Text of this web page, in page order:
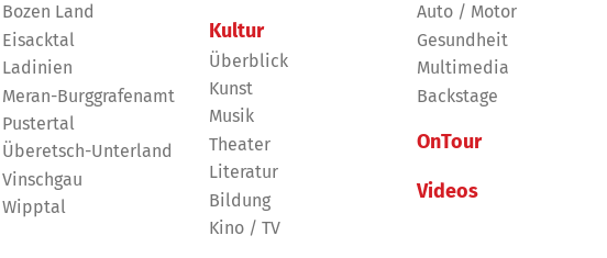
Bozen Land
Eisacktal
Ladinien
Meran-Burggrafenamt
Pustertal
Überetsch-Unterland
Vinschgau
Wipptal
Kultur
Überblick
Kunst
Musik
Theater
Literatur
Bildung
Kino / TV
Auto / Motor
Gesundheit
Multimedia
Backstage
OnTour
Videos